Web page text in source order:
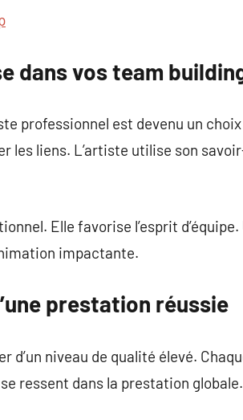
dans vos team
professionnel est devenu un
les liens. L’artiste utilise son
Elle favorise l’esprit
impactante.
prestation réussie
niveau de qualité élevé.
ressent dans la prestation globale.